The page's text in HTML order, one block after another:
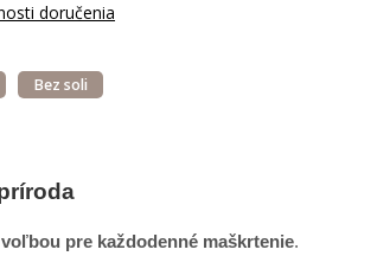
Bez soli
pre každodenné maškrtenie.
doručenia